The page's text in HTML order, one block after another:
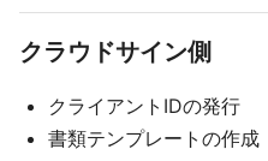
クラウドサイン側
クライアントIDの発行
書類テンプレートの作成